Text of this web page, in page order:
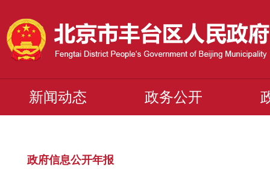
新闻动态 政务公开
政府信息公开年报